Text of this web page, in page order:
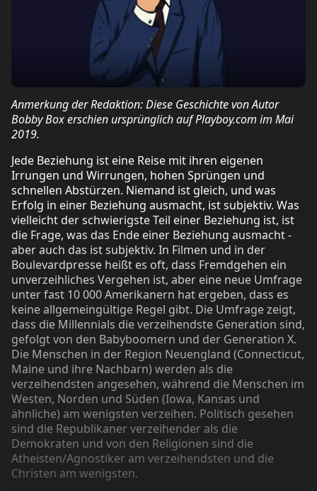
Anmerkung der Redaktion: Diese Geschichte von Autor
Bobby Box erschien ursprünglich auf Playboy.com im Mai
2019.
Jede Beziehung ist eine Reise mit ihren eigenen
Irrungen und Wirrungen, hohen Sprüngen und
schnellen Abstürzen. Niemand ist gleich, und was
Erfolg in einer Beziehung ausmacht, ist subjektiv. Was
vielleicht der schwierigste Teil einer Beziehung ist, ist
die Frage, was das Ende einer Beziehung ausmacht -
aber auch das ist subjektiv. In Filmen und in der
Boulevardpresse heißt es oft, dass Fremdgehen ein
unverzeihliches Vergehen ist, aber eine neue Umfrage
unter fast 10 000 Amerikanern hat ergeben, dass es
keine allgemeingültige Regel gibt. Die Umfrage zeigt,
dass die Millennials die verzeihendste Generation sind,
gefolgt von den Babyboomern und der Generation X.
Die Menschen in der Region Neuengland (Connecticut,
Maine und ihre Nachbarn) werden als die
verzeihendsten angesehen, während die Menschen im
Westen, Norden und Süden (Iowa, Kansas und
ähnliche) am wenigsten verzeihen. Politisch gesehen
sind die Republikaner verzeihender als die
Demokraten und von den Religionen sind die
Atheisten/Agnostiker am verzeihendsten und die
Christen am wenigsten.